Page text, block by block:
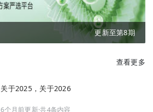
更新至第8期
查看更多
关于2025，关于2026
6个月前更新·共4条内容